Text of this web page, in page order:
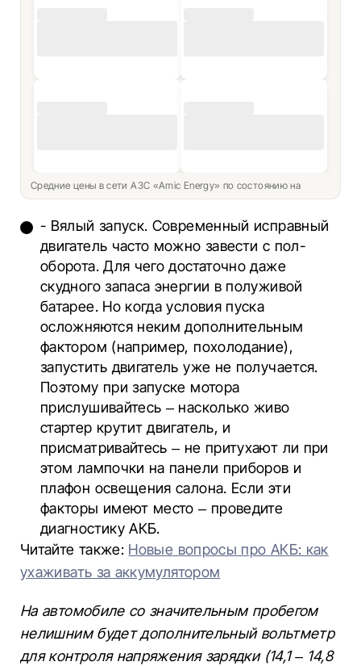
Средние цены в сети АЗС «Amic Energy» по состоянию на
- Вялый запуск. Современный исправный
двигатель часто можно завести с пол-
оборота. Для чего достаточно даже
скудного запаса энергии в полуживой
батарее. Но когда условия пуска
осложняются неким дополнительным
фактором (например, похолодание),
запустить двигатель уже не получается.
Поэтому при запуске мотора
прислушивайтесь – насколько живо
стартер крутит двигатель, и
присматривайтесь – не притухают ли при
этом лампочки на панели приборов и
плафон освещения салона. Если эти
факторы имеют место – проведите
диагностику АКБ.
Читайте также: Новые вопросы про АКБ: как
ухаживать за аккумулятором
На автомобиле со значительным пробегом
нелишним будет дополнительный вольтметр
для контроля напряжения зарядки (14,1 – 14,8